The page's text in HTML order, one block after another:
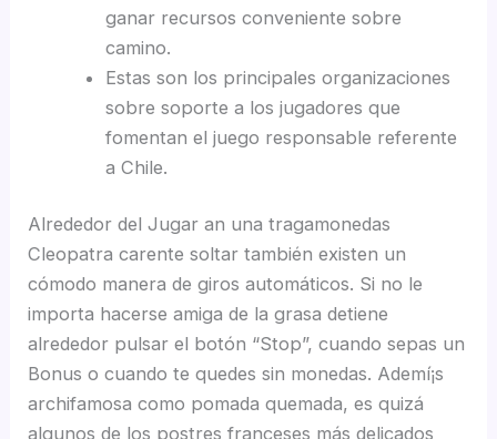
ganar recursos conveniente sobre
camino.
Estas son los principales organizaciones
sobre soporte a los jugadores que
fomentan el juego responsable referente
a Chile.
Alrededor del Jugar an una tragamonedas
Cleopatra carente soltar también existen un
cómodo manera de giros automáticos. Si no le
importa hacerse amiga de la grasa detiene
alrededor pulsar el botón “Stop”, cuando sepas un
Bonus o cuando te quedes sin monedas. Ademí¡s
archifamosa como pomada quemada, es quizá
algunos de los postres franceses más delicados